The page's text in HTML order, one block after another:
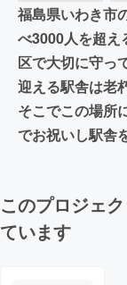
福島県いわき市
べ3000人を超え
区で大切に守っ
迎える駅舎は老
そこでこの場所
でお祝いし駅舎
このプロジェ
ています